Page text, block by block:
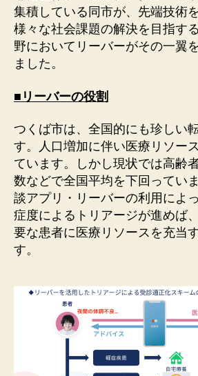
集積している同市が、先端技術
様々な社会課題の解決を目指す
野においてリーバーがその一翼
ました。
■リーバーの役割
つくば市は、全国的にも珍しい
す。人口増加に伴い医療リソー
ています。しかし現状では高齢
数などで全国平均を下回ってい
談アプリ・リーバーの利用によ
症度によるトリアージが進めば
要な患者に医療リソースを充当
す。